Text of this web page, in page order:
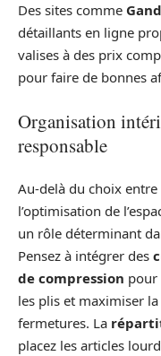
Des sites comme
détaillants en ligne
valises à des prix
pour faire de bonnes
Organisation
responsable
Au-delà du choix
l’optimisation de
un rôle déterminant
Pensez à intégrer des
de compression pour
les plis et maximiser
fermetures. La
placez les articles